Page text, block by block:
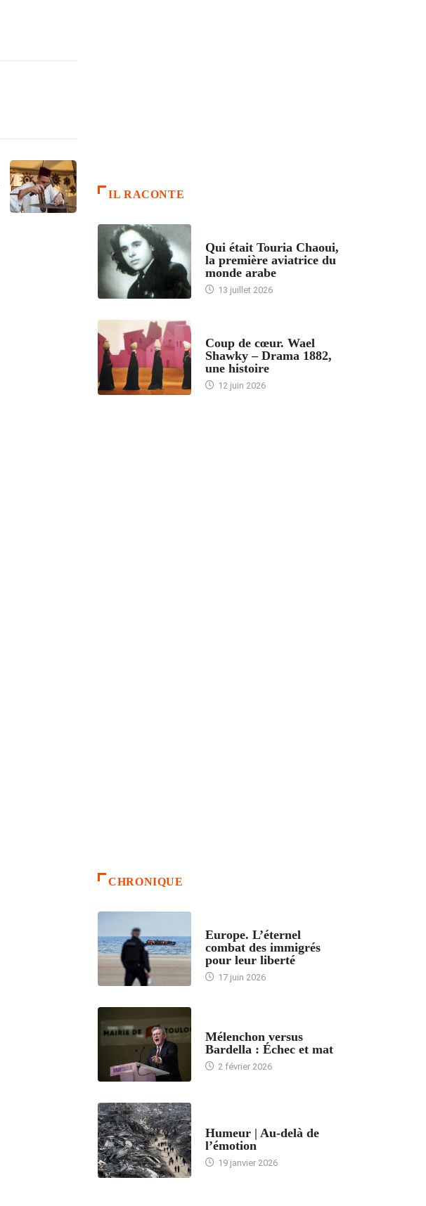
IL RACONTE
Qui était Touria Chaoui,
la première aviatrice du
monde arabe
13 juillet 2026
Coup de cœur. Wael
Shawky – Drama 1882,
une histoire
12 juin 2026
CHRONIQUE
Europe. L’éternel
combat des immigrés
pour leur liberté
17 juin 2026
Mélenchon versus
Bardella : Échec et mat
2 février 2026
Humeur | Au-delà de
l’émotion
19 janvier 2026